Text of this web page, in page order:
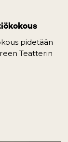
pidetään
Teatterin